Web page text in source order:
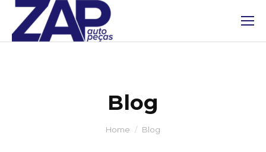
Blog
Home Blog